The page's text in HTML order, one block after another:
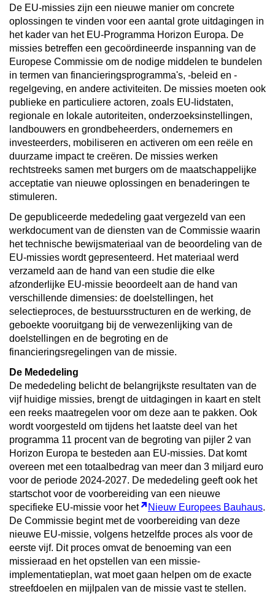
De EU-missies zijn een nieuwe manier om concrete
oplossingen te vinden voor een aantal grote uitdagingen in
het kader van het EU-Programma Horizon Europa. De
missies betreffen een gecoördineerde inspanning van de
Europese Commissie om de nodige middelen te bundelen
in termen van financieringsprogramma's, -beleid en -
regelgeving, en andere activiteiten. De missies moeten ook
publieke en particuliere actoren, zoals EU-lidstaten,
regionale en lokale autoriteiten, onderzoeksinstellingen,
landbouwers en grondbeheerders, ondernemers en
investeerders, mobiliseren en activeren om een reële en
duurzame impact te creëren. De missies werken
rechtstreeks samen met burgers om de maatschappelijke
acceptatie van nieuwe oplossingen en benaderingen te
stimuleren.
De gepubliceerde mededeling gaat vergezeld van een
werkdocument van de diensten van de Commissie waarin
het technische bewijsmateriaal van de beoordeling van de
EU-missies wordt gepresenteerd. Het materiaal werd
verzameld aan de hand van een studie die elke
afzonderlijke EU-missie beoordeelt aan de hand van
verschillende dimensies: de doelstellingen, het
selectieproces, de bestuursstructuren en de werking, de
geboekte vooruitgang bij de verwezenlijking van de
doelstellingen en de begroting en de
financieringsregelingen van de missie.
De Mededeling
De mededeling belicht de belangrijkste resultaten van de
vijf huidige missies, brengt de uitdagingen in kaart en stelt
een reeks maatregelen voor om deze aan te pakken. Ook
wordt voorgesteld om tijdens het laatste deel van het
programma 11 procent van de begroting van pijler 2 van
Horizon Europa te besteden aan EU-missies. Dat komt
overeen met een totaalbedrag van meer dan 3 miljard euro
voor de periode 2024-2027. De mededeling geeft ook het
startschot voor de voorbereiding van een nieuwe
specifieke EU-missie voor het
Nieuw Europees Bauhaus.
De Commissie begint met de voorbereiding van deze
nieuwe EU-missie, volgens hetzelfde proces als voor de
eerste vijf. Dit proces omvat de benoeming van een
missieraad en het opstellen van een missie-
implementatieplan, wat moet gaan helpen om de exacte
streefdoelen en mijlpalen van de missie vast te stellen.